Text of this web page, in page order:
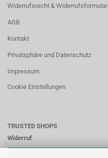
Widerrufsrecht & Widerrufsformular
AGB
Kontakt
Privatsphäre und Datenschutz
Impressum
Cookie Einstellungen
TRUSTED SHOPS
Widerruf